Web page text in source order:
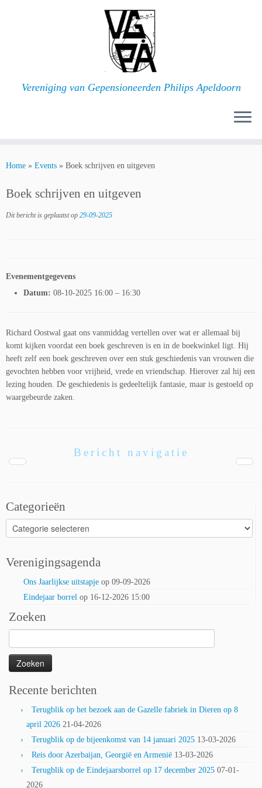
Vereniging van Gepensioneerden Philips Apeldoorn
Home » Events » Boek schrijven en uitgeven
Boek schrijven en uitgeven
Dit bericht is geplaatst op 29-09-2025
Evenementgegevens
Datum: 08-10-2025 16:00 – 16:30
Richard Oostwal gaat ons vanmiddag vertellen over wat er allemaal bij
komt kijken voordat een boek geschreven is en in de boekwinkel ligt. Hij
heeft zelf een boek geschreven over een stuk geschiedenis van vrouwen die
gevochten hebben voor vrijheid, vrede en vriendschap. Hierover zal hij een
lezing houden. De geschiedenis is gedeeltelijk fantasie, maar is gestoeld op
waargebeurde zaken.
Bericht navigatie
Categorieën
Categorieën
Verenigingsagenda
Ons Jaarlijkse uitstapje op 09-09-2026
Eindejaar borrel op 16-12-2026 15:00
Zoeken
naar:
Recente berichten
Terugblik op het bezoek aan de Gazelle fabriek in Dieren op 8
april 2026 21-04-2026
Terugblik op de bijeenkomst van 14 januari 2025 13-03-2026
Reis door Azerbaijan, Georgië en Armenië 13-03-2026
Terugblik op de Eindejaarsborrel op 17 december 2025 07-01-
2026